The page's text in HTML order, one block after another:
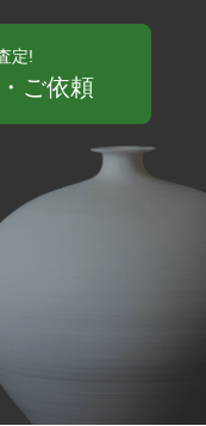
定!
ご依頼